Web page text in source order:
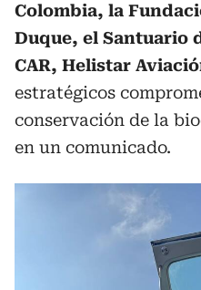
Colombia, la
Duque, el Santuario
CAR, Helistar
estratégicos
conservación de la
en un comunicado.